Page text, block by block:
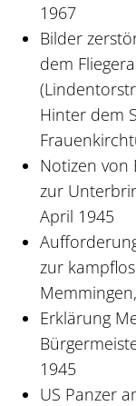
1967
Bilder
dem
Hinter dem
Notizen von
zur
April 1945
zur
Erklärung
1945
US Panzer